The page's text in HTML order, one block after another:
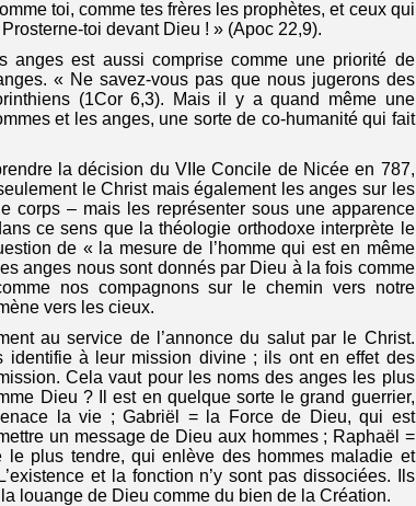
toi, comme tes frères les prophètes, et ceux qui
toi devant Dieu ! » (Apoc 22,9).
anges est aussi comprise comme une priorité de
« Ne savez-vous pas que nous jugerons des
(1Cor 6,3). Mais il y a quand même une
et les anges, une sorte de co-humanité qui fait
la décision du VIIe Concile de Nicée en 787,
le Christ mais également les anges sur les
corps – mais les représenter sous une apparence
ce sens que la théologie orthodoxe interprète le
de « la mesure de l’homme qui est en même
anges nous sont donnés par Dieu à la fois comme
nos compagnons sur le chemin vers notre
vers les cieux.
au service de l’annonce du salut par le Christ.
identifie à leur mission divine ; ils ont en effet des
Cela vaut pour les noms des anges les plus
Dieu ? Il est en quelque sorte le grand guerrier,
la vie ; Gabriël = la Force de Dieu, qui est
un message de Dieu aux hommes ; Raphaël =
le plus tendre, qui enlève des hommes maladie et
et la fonction n’y sont pas dissociées. Ils
louange de Dieu comme du bien de la Création.